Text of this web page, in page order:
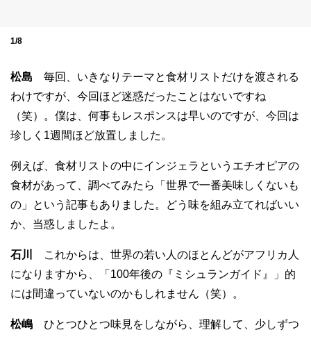
1/8
松島 毎回、いきなりテーマと食材リストだけを渡される
わけですが、今回ほど迷惑だったことはないですね
（笑）。僕は、何事もレスポンスは早いのですが、今回は
珍しく1週間ほど放置しました。
例えば、食材リストの中にインジェラというエチオピアの
食材があって、調べてみたら「世界で一番美味しくないも
の」という記事もありました。どう味を組み立てればいい
か、当惑しましたよ。
石川
これからは、世界の若い人のほとんどがアフリカ人
になりますから、「100年後の『ミシュランガイド』」的
には間違っていないのかもしれません（笑）。
松嶋 ひとつひとつ味見をしながら、理解して、少しずつ